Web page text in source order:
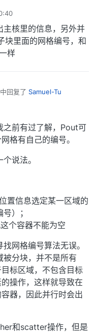
核里的信息，另外并
里面的网格编号，和
样
中回复了 Samuel-Tu
之前有过了解，Pout可
格有自己的编号。
说法。
置信息选定某一区域的
）；
个容器不能为空
网格编号算法无误。
分块，并不是所有
标区域，不包含目标
操作，这样就导致在
器，因此并行时会出
和scatter操作，但是